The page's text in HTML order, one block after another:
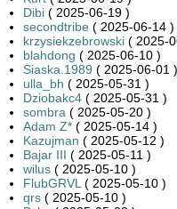
Dibi( 2025-06-19 )
secondtribe( 2025-06-14 )
krzysiekzebrowski( 2025-
blahdong ( 2025-06-10 )
Siaska.1989 ( 2025-06-01 )
ulla_bh ( 2025-05-31 )
Dziobakc4( 2025-05-31 )
sombra ( 2025-05-20 )
Adam Z*( 2025-05-14 )
Kazujman ( 2025-05-12 )
Bajar III ( 2025-05-11 )
wilus( 2025-05-10 )
FlubGRVL ( 2025-05-10 )
qrs( 2025-05-10 )